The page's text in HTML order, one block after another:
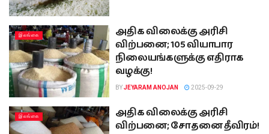
இலங்கை
அதிக விலைக்கு அரிசி
விற்பனை; 105 வியாபார
நிலையங்களுக்கு எதிராக
வழக்கு!
BYJEYARAM ANOJAN 2025-09-29
இலங்கை
அதிக விலைக்கு அரிசி
விற்பனை; சோதனை தீவிரம்!